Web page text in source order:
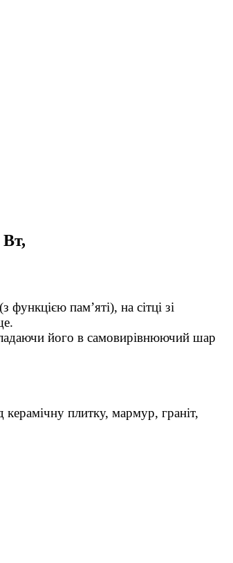
пам’яті), на сітці зі
його в самовирівнюючий шар
плитку, мармур, граніт,